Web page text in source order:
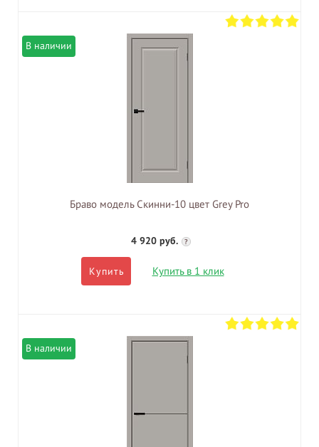
В наличии
Браво модель Скинни-10 цвет Grey Pro
4 920 руб. ?
Купить Купить в 1 клик
В наличии